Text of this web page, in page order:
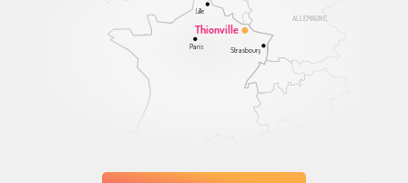
ALLEMAGNE
Thionville
Lille
Paris Strasbourg